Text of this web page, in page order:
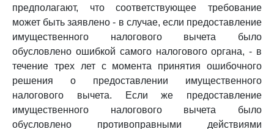
предполагают, что соответствующее требование
может быть заявлено - в случае, если предоставление
имущественного налогового вычета было
обусловлено ошибкой самого налогового органа, - в
течение трех лет с момента принятия ошибочного
решения о предоставлении имущественного
налогового вычета. Если же предоставление
имущественного налогового вычета было
обусловлено противоправными действиями